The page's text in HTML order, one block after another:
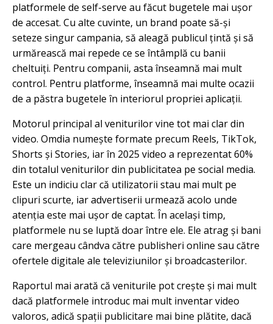
platformele de self-serve au făcut bugetele mai ușor
de accesat. Cu alte cuvinte, un brand poate să-și
seteze singur campania, să aleagă publicul țintă și să
urmărească mai repede ce se întâmplă cu banii
cheltuiți. Pentru companii, asta înseamnă mai mult
control. Pentru platforme, înseamnă mai multe ocazii
de a păstra bugetele în interiorul propriei aplicații.
Motorul principal al veniturilor vine tot mai clar din
video. Omdia numește formate precum Reels, TikTok,
Shorts și Stories, iar în 2025 video a reprezentat 60%
din totalul veniturilor din publicitatea pe social media.
Este un indiciu clar că utilizatorii stau mai mult pe
clipuri scurte, iar advertiserii urmează acolo unde
atenția este mai ușor de captat. În același timp,
platformele nu se luptă doar între ele. Ele atrag și bani
care mergeau cândva către publisheri online sau către
ofertele digitale ale televiziunilor și broadcasterilor.
Raportul mai arată că veniturile pot crește și mai mult
dacă platformele introduc mai mult inventar video
valoros, adică spații publicitare mai bine plătite, dacă